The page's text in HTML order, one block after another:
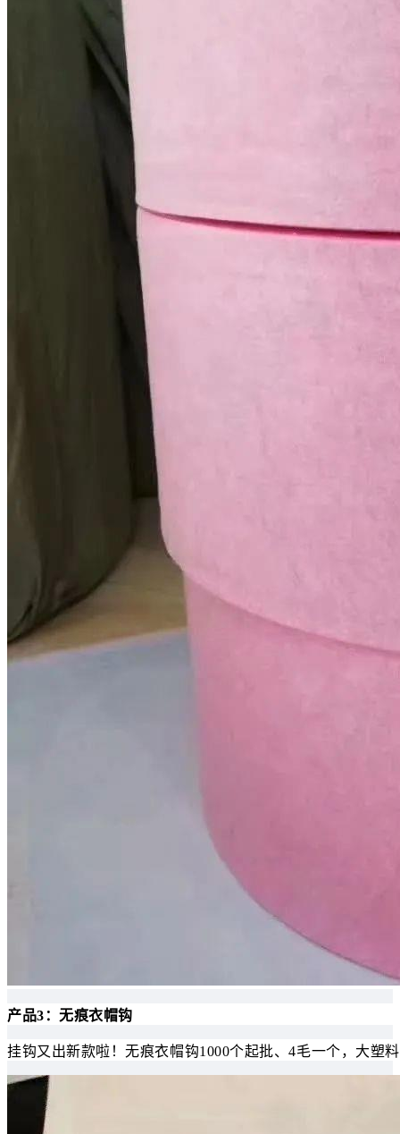
产品3：无痕衣帽钩
挂钩又出新款啦！无痕衣帽钩1000个起批、4毛一个，大塑